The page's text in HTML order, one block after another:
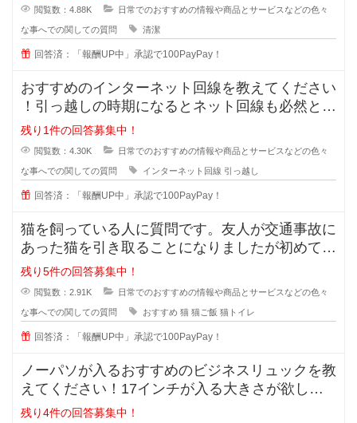
閲覧数：4.88K 日常でのおすすめの情報や商品とサービスなどの色々
な事へでの関しての質問 清潔
回答済：「報酬UP中」承認で100PayPay！
おすすめのインターネット回線を教えてください
！引っ越しの時期になるとネット回線も必然と変
えようかなと思いますよね！
残り1件の回答募集中！
閲覧数：4.30K 日常でのおすすめの情報や商品とサービスなどの色々
な事へでの関しての質問 インターネット回線 引っ越し
回答済：「報酬UP中」承認で100PayPay！
猫を飼っている人に質問です。友人が交通事故に
あった猫を引き取ることになりましたが初めて猫
を育てることになったそうで、ご飯
残り5件の回答募集中！
閲覧数：2.91K 日常でのおすすめの情報や商品とサービスなどの色々
な事へでの関しての質問 おすすめ 猫 猫ご飯 猫トイレ
回答済：「報酬UP中」承認で100PayPay！
ノーパソが入るおすすめのビジネスリュックを教
えてください！17インチが入る大きさが欲しい
です。ノーパソだけ入るものでもい
残り4件の回答募集中！